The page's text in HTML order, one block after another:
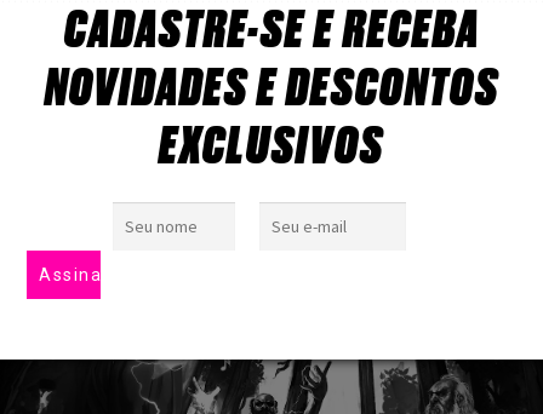
CADASTRE-SE E RECEBA
NOVIDADES E DESCONTOS
EXCLUSIVOS